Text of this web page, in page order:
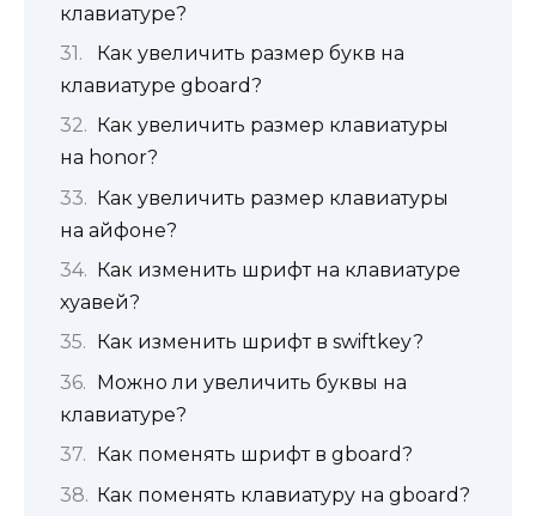
клавиатуре?
Как увеличить размер букв на
клавиатуре gboard?
Как увеличить размер клавиатуры
на honor?
Как увеличить размер клавиатуры
на айфоне?
Как изменить шрифт на клавиатуре
хуавей?
Как изменить шрифт в swiftkey?
Можно ли увеличить буквы на
клавиатуре?
Как поменять шрифт в gboard?
Как поменять клавиатуру на gboard?